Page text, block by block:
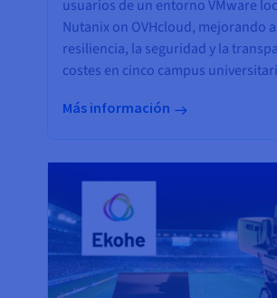
usuarios de un entorno VMware
Nutanix on OVHcloud, mejorando
resiliencia, la seguridad y la
costes en cinco campus
Más información